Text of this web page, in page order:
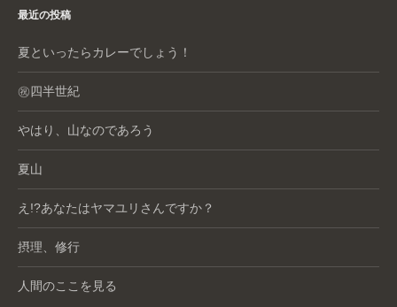
最近の投稿
夏といったらカレーでしょう！
㊗️四半世紀
やはり、山なのであろう
夏山
え!?あなたはヤマユリさんですか？
摂理、修行
人間のここを見る